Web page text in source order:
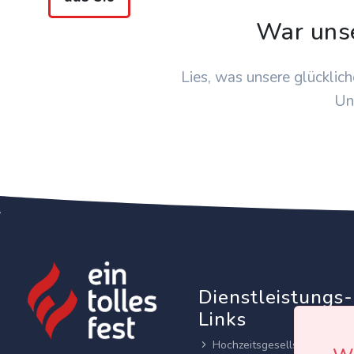
War
Lies, was unsere
Dienstleistungs-
Links
Hochzeitsgesellschaften